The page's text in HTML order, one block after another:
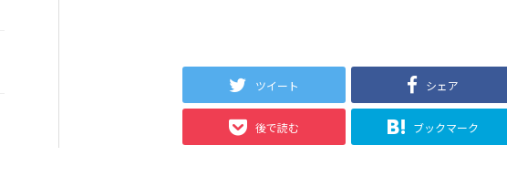
ツイート シェア
後で読む ブックマーク